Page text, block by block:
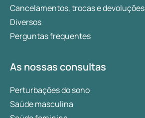
Cancelamentos, trocas e devoluções
Diversos
Perguntas frequentes
As nossas consultas
Perturbações do sono
Saúde masculina